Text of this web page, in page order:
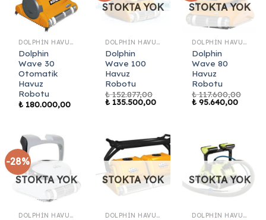
DOLPHIN HAVUZ ROBOTLARI
Dolphin
Wave 30
Otomatik
Havuz
Robotu
₺ 180.000,00
STOKTA YOK
DOLPHIN HAVUZ ROBOTLARI
Dolphin
Wave 100
Havuz
Robotu
₺152.877,00
Orijinal
fiyat:
₺ 135.500,00Şu
STOKTA YOK
DOLPHIN HAVUZ ROBOTLARI
Dolphin
Wave 80
Havuz
Robotu
₺117.600,00
Orijinal
fiyat:
₺ 95.640,00Şu
-28%
STOKTA YOK
DOLPHIN HAVUZ ROBOTLARI
STOKTA YOK
DOLPHIN HAVUZ ROBOTLARI
STOKTA YOK
DOLPHIN HAVUZ ROBOTLARI